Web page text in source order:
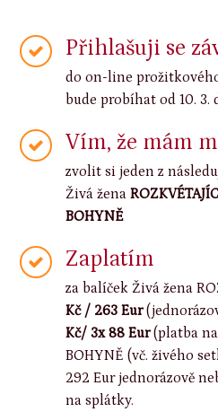
Přihlašuji se
do on-line
bude probíhat od 10. 3.
Vím, že mám
zvolit si jeden z
Živá žena
BOHYNĚ
Zaplatím
za balíček Živá žena
Kč / 263 Eur
Kč/ 3x 88 Eur(platba
BOHYNĚ (vč. živého
292 Eur jednorázově
na splátky.